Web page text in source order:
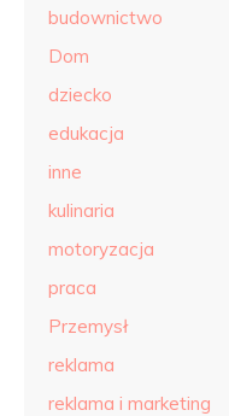
budownictwo
Dom
dziecko
edukacja
inne
kulinaria
motoryzacja
praca
Przemysł
reklama
reklama i marketing